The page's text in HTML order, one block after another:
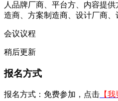
人品牌厂商、平台方、内容提
造商、方案制造商、设计厂商、
会议议程
稍后更新
报名方式
报名方式：免费参加，点击 【